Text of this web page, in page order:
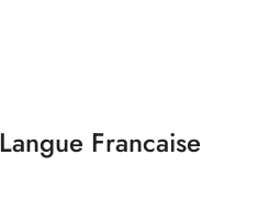
Francaise